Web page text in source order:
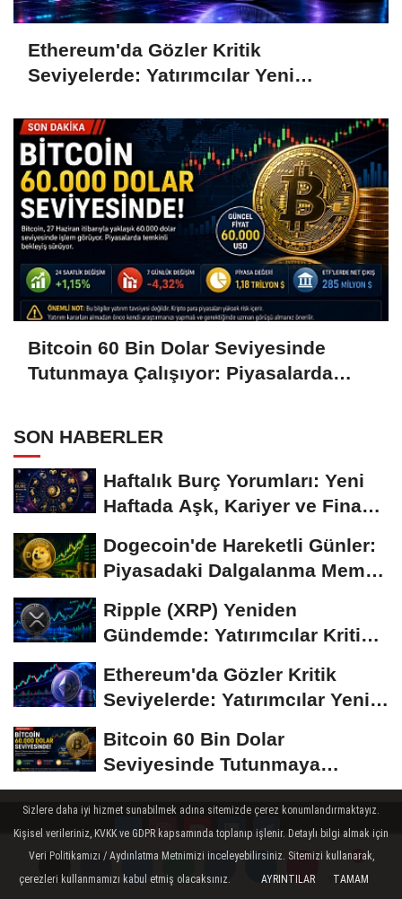
Yorumlar
Yorumlar
Ethereum'da Gözler Kritik
Seviyelerde: Yatırımcılar Yeni
Bitcoin 60 Bin Dolar Seviyesinde
Tutunmaya Çalışıyor: Piyasalarda
SON HABERLER
Haftalık Burç Yorumları: Yeni
Haftada Aşk, Kariyer ve Finans
Dogecoin'de Hareketli Günler:
Piyasadaki Dalgalanma Meme
Ripple (XRP) Yeniden
Gündemde: Yatırımcılar Kritik
Ethereum'da Gözler Kritik
Seviyelerde: Yatırımcılar Yeni
Bitcoin 60 Bin Dolar
Seviyesinde Tutunmaya
Çalışıyor: Piyasalarda...
Sizlere daha iyi hizmet sunabilmek adına sitemizde çerez konumlandırmaktayız.
Kişisel verileriniz, KVKK ve GDPR kapsamında toplanıp işlenir. Detaylı bilgi almak için
Veri Politikamızı / Aydınlatma Metnimizi inceleyebilirsiniz. Sitemizi kullanarak,
çerezleri kullanmamızı kabul etmiş olacaksınız.
AYRINTILAR TAMAM